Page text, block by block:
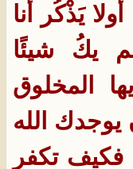
يَذْكُر أنا
يكُ شيئًا
المخلوق
يوجدك الله
تكفر